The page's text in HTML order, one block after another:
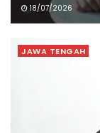
18/07/2026
JAWA TENGAH